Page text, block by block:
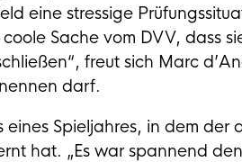
eine stressige
Sache vom DVV, dass
freut sich Marc
darf.
eines Spieljahres, in dem
hat. „Es war spannend